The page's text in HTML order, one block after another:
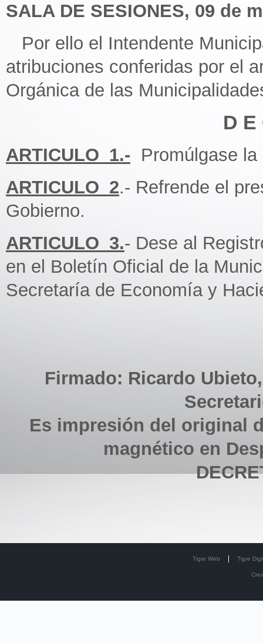
SALA DE SESIONES, 09 de
Por ello el Intendente
atribuciones conferidas por el
Orgánica de las
D E
ARTICULO_1.- Promúlgase la
ARTICULO_2.- Refrende el
Gobierno.
ARTICULO_3.- Dese al
en el Boletín Oficial de la
Secretaría de Economía y
Firmado: Ricardo
Es impresión del original
magnético en
Tigre Web Tigre